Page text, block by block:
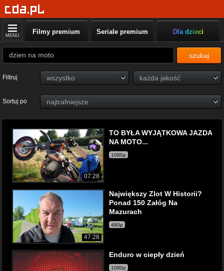
MENU Filmy premium Seriale premium Dla dzieci
szukaj
Filtruj
Sortuj po
07:28
TO BYŁA WYJĄTKOWA JAZDA
NA MOTO...
1080p
47:28
Największy Zlot W Historii?
Ponad 150 Załóg Na
Mazurach
480p
Enduro w ciepły dzień
1080p